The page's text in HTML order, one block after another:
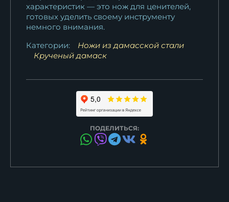
характеристик — это нож для ценителей,
готовых уделить своему инструменту
немного внимания.
Категории:
Ножи из дамасской стали
Крученый дамаск
ПОДЕЛИТЬСЯ: